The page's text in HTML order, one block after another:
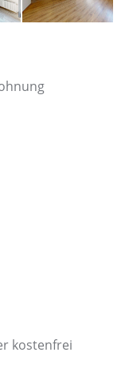
kostenfrei